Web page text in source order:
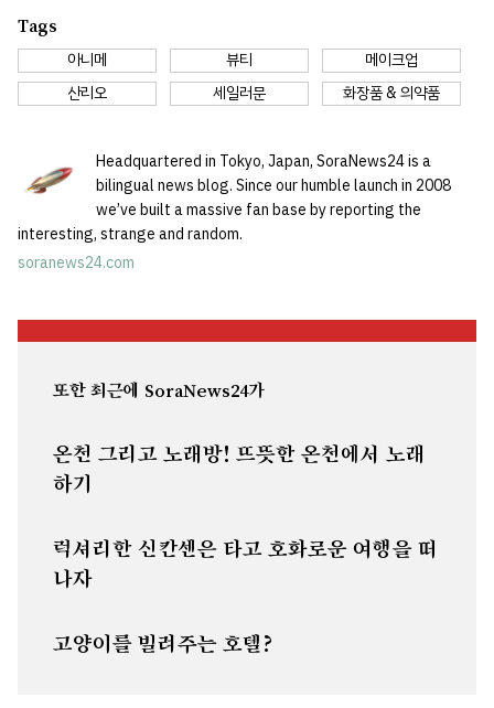
Tags
아니메 뷰티
메이크업
산리오
세일러문 화장품 & 의약품
Headquartered in Tokyo, Japan, SoraNews24 is a
bilingual news blog. Since our humble launch in 2008
we’ve built a massive fan base by reporting the
interesting, strange and random.
soranews24.com
또한 최근에 SoraNews24가
온천 그리고 노래방! 뜨뜻한 온천에서 노래
하기
럭셔리한 신칸센은 타고 호화로운 여행을 떠
나자
고양이를 빌려주는 호텔?